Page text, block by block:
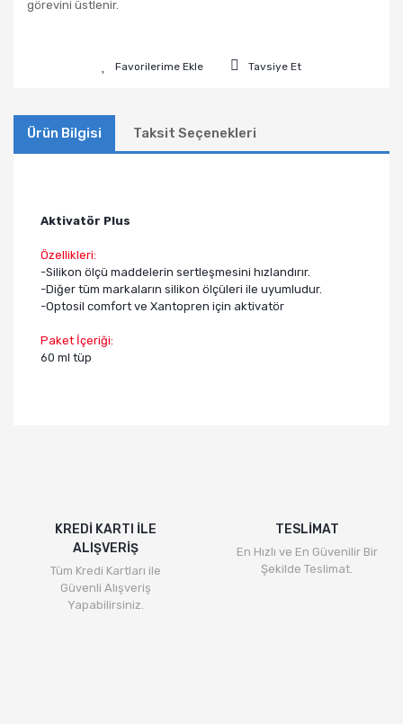
görevini üstlenir.
Tavsiye Et
Ürün Bilgisi Taksit Seçenekleri
Aktivatör Plus
Özellikleri:
-Silikon ölçü maddelerin sertleşmesini hızlandırır.
-Diğer tüm markaların silikon ölçüleri ile uyumludur.
-Optosil comfort ve Xantopren için aktivatör
Paket İçeriği:
60 ml tüp
KREDİ KARTI İLE
ALIŞVERİŞ
Tüm Kredi Kartları ile
Güvenli Alışveriş
Yapabilirsiniz.
TESLİMAT
En Hızlı ve En Güvenilir Bir
Şekilde Teslimat.